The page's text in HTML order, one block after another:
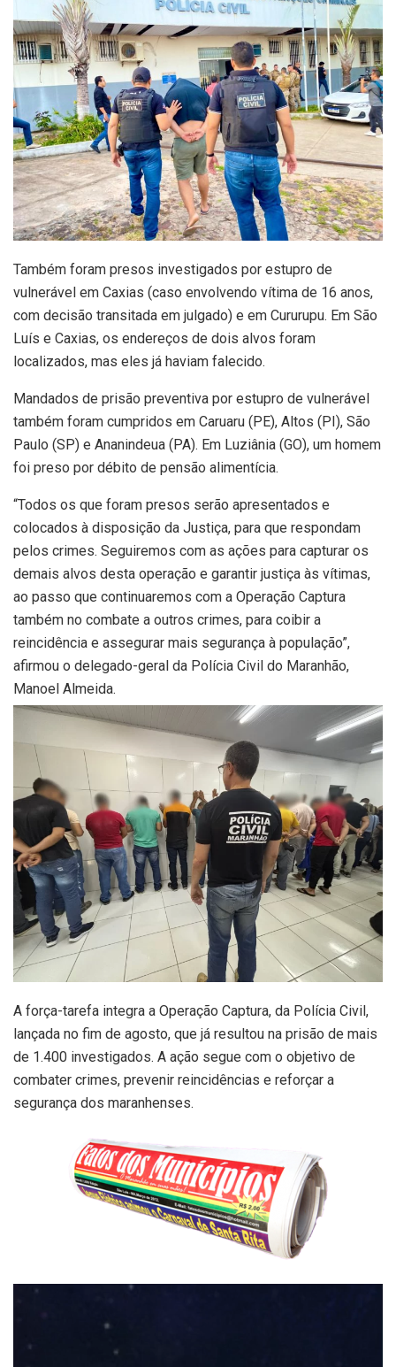
Também foram presos investigados por estupro de
vulnerável em Caxias (caso envolvendo vítima de 16 anos,
com decisão transitada em julgado) e em Cururupu. Em São
Luís e Caxias, os endereços de dois alvos foram
localizados, mas eles já haviam falecido.
Mandados de prisão preventiva por estupro de vulnerável
também foram cumpridos em Caruaru (PE), Altos (PI), São
Paulo (SP) e Ananindeua (PA). Em Luziânia (GO), um homem
foi preso por débito de pensão alimentícia.
“Todos os que foram presos serão apresentados e
colocados à disposição da Justiça, para que respondam
pelos crimes. Seguiremos com as ações para capturar os
demais alvos desta operação e garantir justiça às vítimas,
ao passo que continuaremos com a Operação Captura
também no combate a outros crimes, para coibir a
reincidência e assegurar mais segurança à população”,
afirmou o delegado-geral da Polícia Civil do Maranhão,
Manoel Almeida.
A força-tarefa integra a Operação Captura, da Polícia Civil,
lançada no fim de agosto, que já resultou na prisão de mais
de 1.400 investigados. A ação segue com o objetivo de
combater crimes, prevenir reincidências e reforçar a
segurança dos maranhenses.
Tocador